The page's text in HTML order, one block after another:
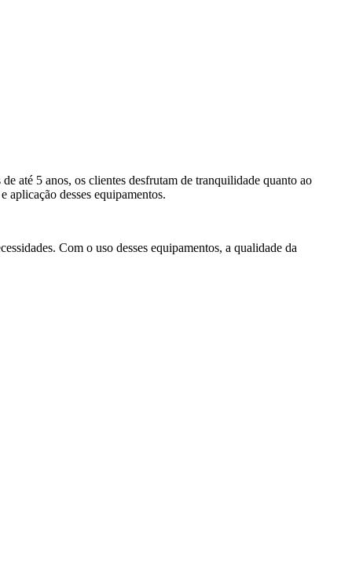
até 5 anos, os clientes desfrutam de tranquilidade quanto ao
desses equipamentos.
Com o uso desses equipamentos, a qualidade da